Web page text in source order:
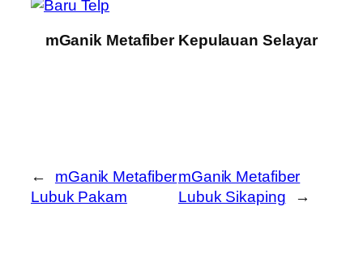
mGanik Metafiber Kepulauan Selayar
←
mGanik Metafiber
Lubuk Pakam
mGanik Metafiber
Lubuk Sikaping
→